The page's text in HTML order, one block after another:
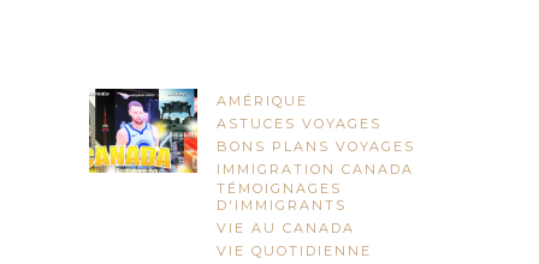
AMÉRIQUE
ASTUCES VOYAGES
BONS PLANS VOYAGES
IMMIGRATION CANADA
TÉMOIGNAGES
D'IMMIGRANTS
VIE AU CANADA
VIE QUOTIDIENNE